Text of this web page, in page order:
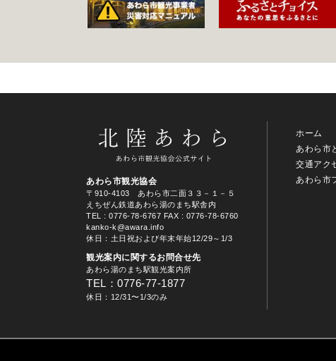
あわら市観光協会
〒910-4103 あわら市二面３３－１－５
えちぜん鉄道あわら湯のまち駅舎内
TEL
: 0776-78-6767 FAX : 0776-78-6760
kanko-k@awara.info
休日：土日祝および年末年始12/29～1/3
観光案内に関するお問合せ先
あわら湯のまち駅観光案内所
TEL：0776-77-1877
休日：12/31〜1/3のみ
ホーム
あわら市
交通アク
あわら市